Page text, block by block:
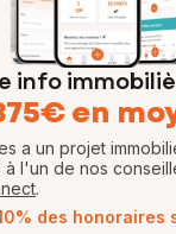
info
en
a un projet
l'un de nos
.
des honoraires